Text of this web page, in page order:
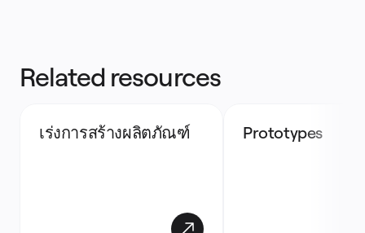
Related resources
เร่งการสร้างผลิตภัณฑ์ Prototypes